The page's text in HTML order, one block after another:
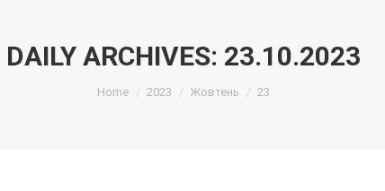
DAILY ARCHIVES: 23.10.2023
Home 2023 Жовтень 23